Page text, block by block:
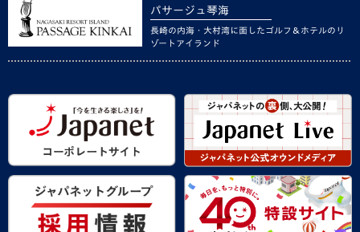
パサージュ琴海
長崎の内海・大村湾に面したゴルフ＆ホテルのリ
ゾートアイランド